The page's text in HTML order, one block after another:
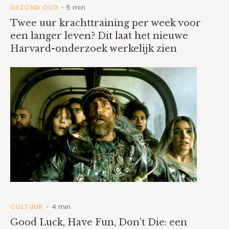
GEZOND OUD • 5 min
Twee uur krachttraining per week voor
een langer leven? Dit laat het nieuwe
Harvard-onderzoek werkelijk zien
CULTUUR • 4 min
Good Luck, Have Fun, Don’t Die: een